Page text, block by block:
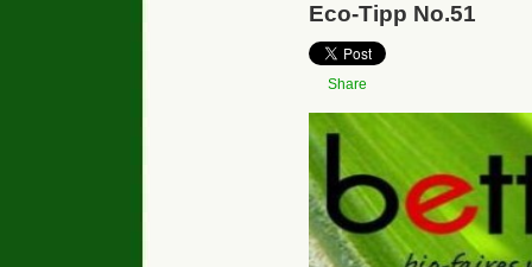
Eco-Tipp No.51
Share